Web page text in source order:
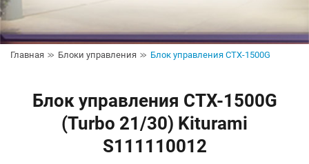
Главная Блоки управления Блок управления CTX-1500G
Блок управления CTX-1500G
(Turbo 21/30) Kiturami
S111110012